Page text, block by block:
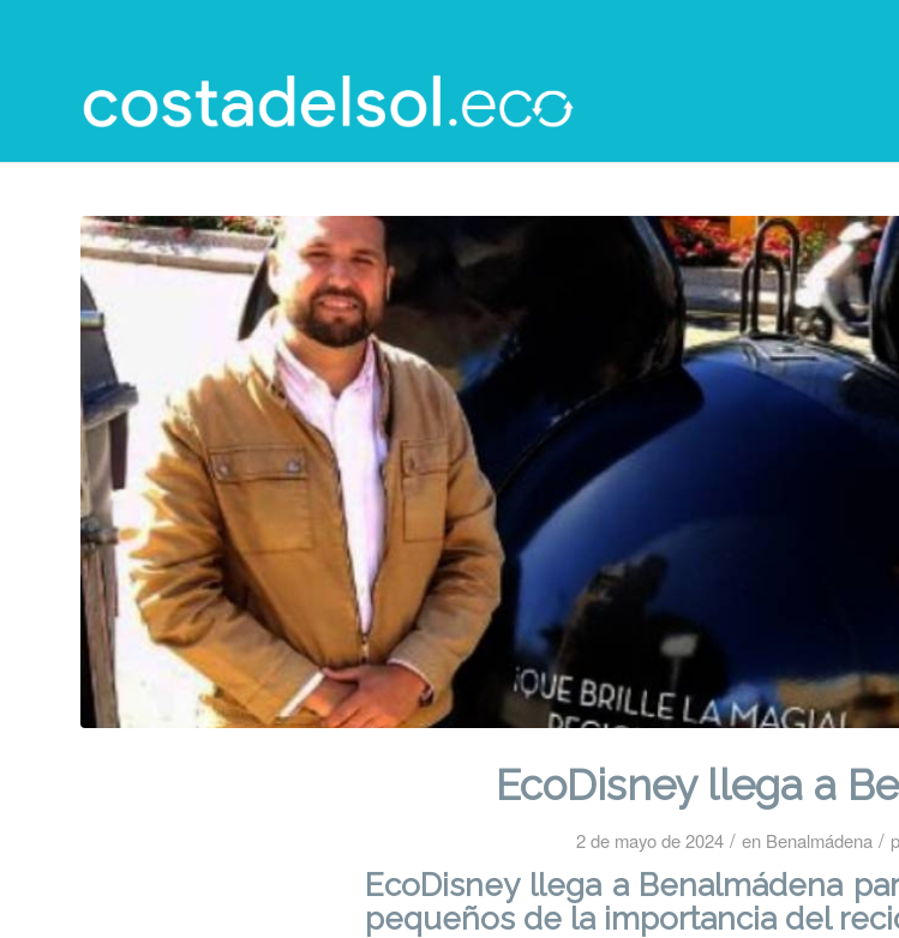
EcoDisney llega a
2 de mayo de 2024 / en Benalmádena /
EcoDisney llega a Benalmádena
pequeños de la importancia del